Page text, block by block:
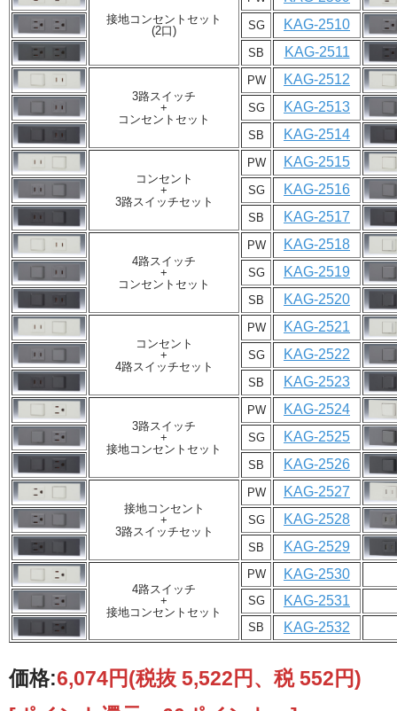
接地コンセントセット
(2口)
SG KAG-2510
SB KAG-2511
3路スイッチ
+
コンセントセット
PW KAG-2512
SG KAG-2513
SB KAG-2514
コンセント
+
3路スイッチセット
PW KAG-2515
SG KAG-2516
SB KAG-2517
4路スイッチ
+
コンセントセット
PW KAG-2518
SG KAG-2519
SB KAG-2520
コンセント
+
4路スイッチセット
PW KAG-2521
SG KAG-2522
SB KAG-2523
3路スイッチ
+
接地コンセントセット
PW KAG-2524
SG KAG-2525
SB KAG-2526
接地コンセント
+
3路スイッチセット
PW KAG-2527
SG KAG-2528
SB KAG-2529
4路スイッチ
+
接地コンセントセット
PW KAG-2530
SG KAG-2531
SB KAG-2532
価格:6,074円(税抜 5,522円、税 552円)